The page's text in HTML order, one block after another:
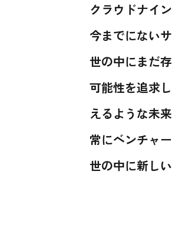
クラウドナイ
今までにない
世の中にまだ
可能性を追求し
えるような未
常にベンチャ
世の中に新し